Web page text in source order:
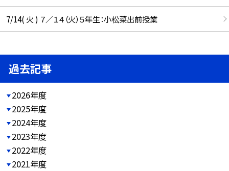
7/14( 火 ) ７／１４（火）５年生：小松菜出前授業
過去記事
2026年度
2025年度
2024年度
2023年度
2022年度
2021年度